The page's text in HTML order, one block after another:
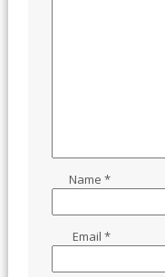
Name*
Email*